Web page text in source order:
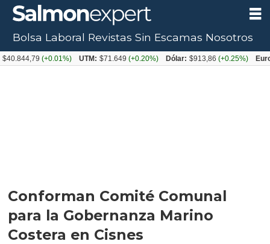
Conforman Comité Comunal
para la Gobernanza Marino
Costera en Cisnes
Bolsa Laboral Revistas Sin Escamas Nosotros
(+0.01%) UTM: $71.649 (+0.20%) Dólar: $913,86 (+0.25%) Euro: